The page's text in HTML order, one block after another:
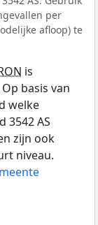
per
afloop) te
is
basis van
welke
3542 AS
zijn ook
niveau.